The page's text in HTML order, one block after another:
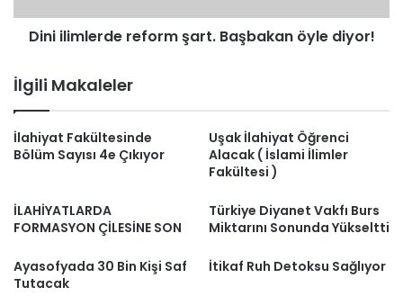
Dini ilimlerde reform şart. Başbakan öyle diyor!
İlgili Makaleler
İlahiyat Fakültesinde
Bölüm Sayısı 4e Çıkıyor
Uşak İlahiyat Öğrenci
Alacak ( İslami İlimler
Fakültesi )
İLAHİYATLARDA
FORMASYON ÇİLESİNE SON
Türkiye Diyanet Vakfı Burs
Miktarını Sonunda Yükseltti
Ayasofyada 30 Bin Kişi Saf
Tutacak
İtikaf Ruh Detoksu Sağlıyor